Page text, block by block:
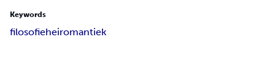
Keywords
filosofieheiromantiek